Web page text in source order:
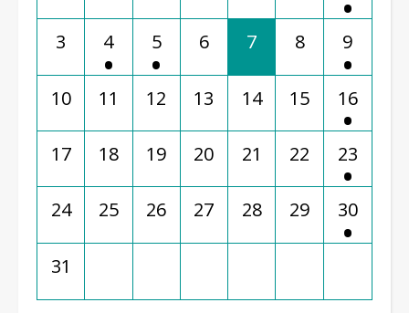
3 4 5 6 7 8 9
10 11 12 13 14 15 16
17 18 19 20 21 22 23
24 25 26 27 28 29 30
31